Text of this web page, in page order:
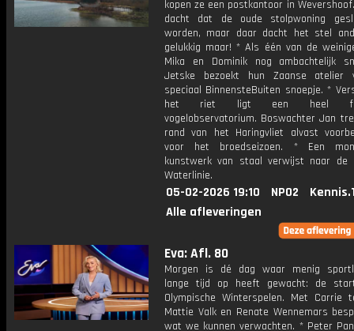
kopen ze een postkantoor in
dacht dat de oude stolpwoning
worden, maar daar dacht het stel
gelukkig maar! * Als één van de
Mika en Dominik nog ambachtelijk
Jetske bezoekt hun Zaanse atelier
speciaal BinnensteBuiten snoepje. *
het riet ligt een heel
vogelobservatorium. Boswachter Jan
rand van het Haringvliet alvast
voor het broedseizoen. * Een
kunstwerk van staal verwijst naar de
Waterlinie.
05-02-2026 19:10 NPO2
Alle afleveringen
Eva: Afl. 80
Morgen is dé dag waar menig
lange tijd op heeft gewacht: de
Olympische Winterspelen. Met Carrie
Mattie Valk en Renate Wennemars
wat we kunnen verwachten. * Peter